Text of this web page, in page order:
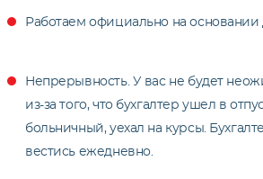
Работаем официально на основании
Непрерывность. У вас не будет
из-за того, что бухгалтер ушел в
больничный, уехал на курсы.
вестись ежедневно.